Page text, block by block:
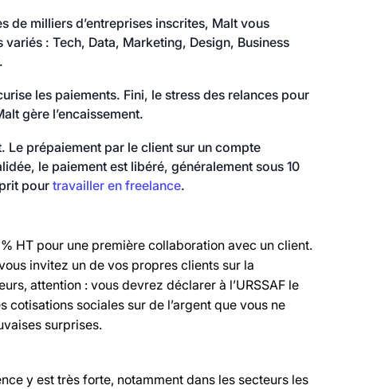
de milliers d’entreprises inscrites, Malt vous
: Tech, Data, Marketing, Design, Business
les paiements. Fini, le stress des relances pour
gère l’encaissement.
Le prépaiement par le client sur un compte
le paiement est libéré, généralement sous 10
pour travailler en freelance.
HT pour une première collaboration avec un client.
invitez un de vos propres clients sur la
attention : vous devrez déclarer à l’URSSAF le
sociales sur de l’argent que vous ne
surprises.
y est très forte, notamment dans les secteurs les